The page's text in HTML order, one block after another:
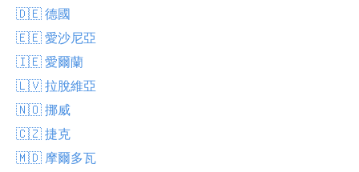
🇩🇪 德國
🇪🇪 愛沙尼亞
🇮🇪 愛爾蘭
🇱🇻 拉脫維亞
🇳🇴 挪威
🇨🇿 捷克
🇲🇩 摩爾多瓦